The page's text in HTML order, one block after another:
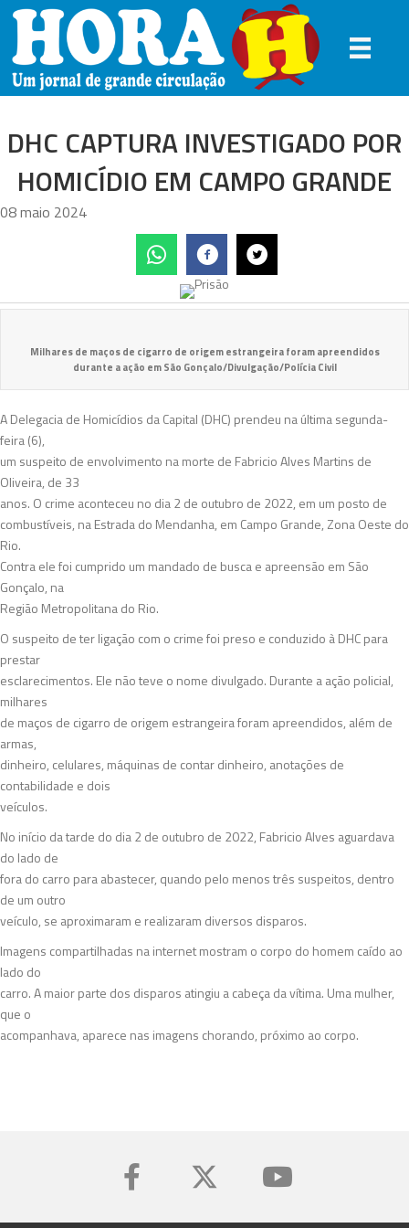
DHC CAPTURA INVESTIGADO POR
HOMICÍDIO EM CAMPO GRANDE
08 maio 2024
Milhares de maços de cigarro de origem estrangeira foram apreendidos
durante a ação em São Gonçalo/Divulgação/Polícia Civil
A Delegacia de Homicídios da Capital (DHC) prendeu na última segunda-
feira (6),
um suspeito de envolvimento na morte de Fabricio Alves Martins de
Oliveira, de 33
anos. O crime aconteceu no dia 2 de outubro de 2022, em um posto de
combustíveis, na Estrada do Mendanha, em Campo Grande, Zona Oeste do
Rio.
Contra ele foi cumprido um mandado de busca e apreensão em São
Gonçalo, na
Região Metropolitana do Rio.
O suspeito de ter ligação com o crime foi preso e conduzido à DHC para
prestar
esclarecimentos. Ele não teve o nome divulgado. Durante a ação policial,
milhares
de maços de cigarro de origem estrangeira foram apreendidos, além de
armas,
dinheiro, celulares, máquinas de contar dinheiro, anotações de
contabilidade e dois
veículos.
No início da tarde do dia 2 de outubro de 2022, Fabricio Alves aguardava
do lado de
fora do carro para abastecer, quando pelo menos três suspeitos, dentro
de um outro
veículo, se aproximaram e realizaram diversos disparos.
Imagens compartilhadas na internet mostram o corpo do homem caído ao
lado do
carro. A maior parte dos disparos atingiu a cabeça da vítima. Uma mulher,
que o
acompanhava, aparece nas imagens chorando, próximo ao corpo.